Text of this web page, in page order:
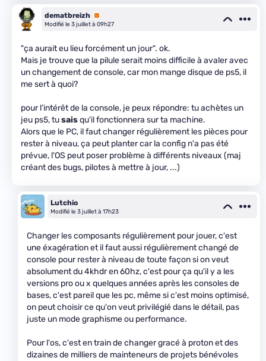
dematbreizh Premium
Modifié le 3 juillet à 09h27
"ça aurait eu lieu forcément un jour". ok.
Mais je trouve que la pilule serait moins difficile à avaler avec
un changement de console, car mon mange disque de ps5, il
me sert à quoi?
pour l’intérêt de la console, je peux répondre: tu achètes un
jeu ps5, tusaisqu'il fonctionnera sur ta machine.
Alors que le PC, il faut changer régulièrement les pièces pour
rester à niveau, ça peut planter car la config n'a pas été
prévue, l'OS peut poser problème à différents niveaux (maj
créant des bugs, pilotes à mettre à jour, ...)
Lutchio
Modifié le 3 juillet à 17h23
Changer les composants régulièrement pour jouer, c'est
une éxagération et il faut aussi régulièrement changé de
console pour rester à niveau de toute façon si on veut
absolument du 4khdr en 60hz, c'est pour ça qu'il y a les
versions pro ou x quelques années après les consoles de
bases, c'est pareil que les pc, même si c'est moins optimisé,
on peut choisir ce qu'on veut privilégié dans le détail, pas
juste un mode graphisme ou performance.
Pour l'os, c'est en train de changer gracé à proton et des
dizaines de milliers de mainteneurs de projets bénévoles